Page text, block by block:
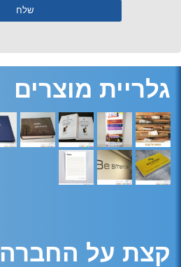
גלריית מוצרים
קצת על החברה